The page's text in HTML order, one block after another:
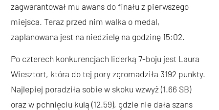
zagwarantował mu awans do finału z pierwszego
miejsca. Teraz przed nim walka o medal,
zaplanowana jest na niedzielę na godzinę 15:02.
Po czterech konkurencjach liderką 7-boju jest Laura
Wiesztort, która do tej pory zgromadziła 3192 punkty.
Najlepiej poradziła sobie w skoku wzwyż (1.66 SB)
oraz w pchnięciu kulą (12.59), gdzie nie dała szans